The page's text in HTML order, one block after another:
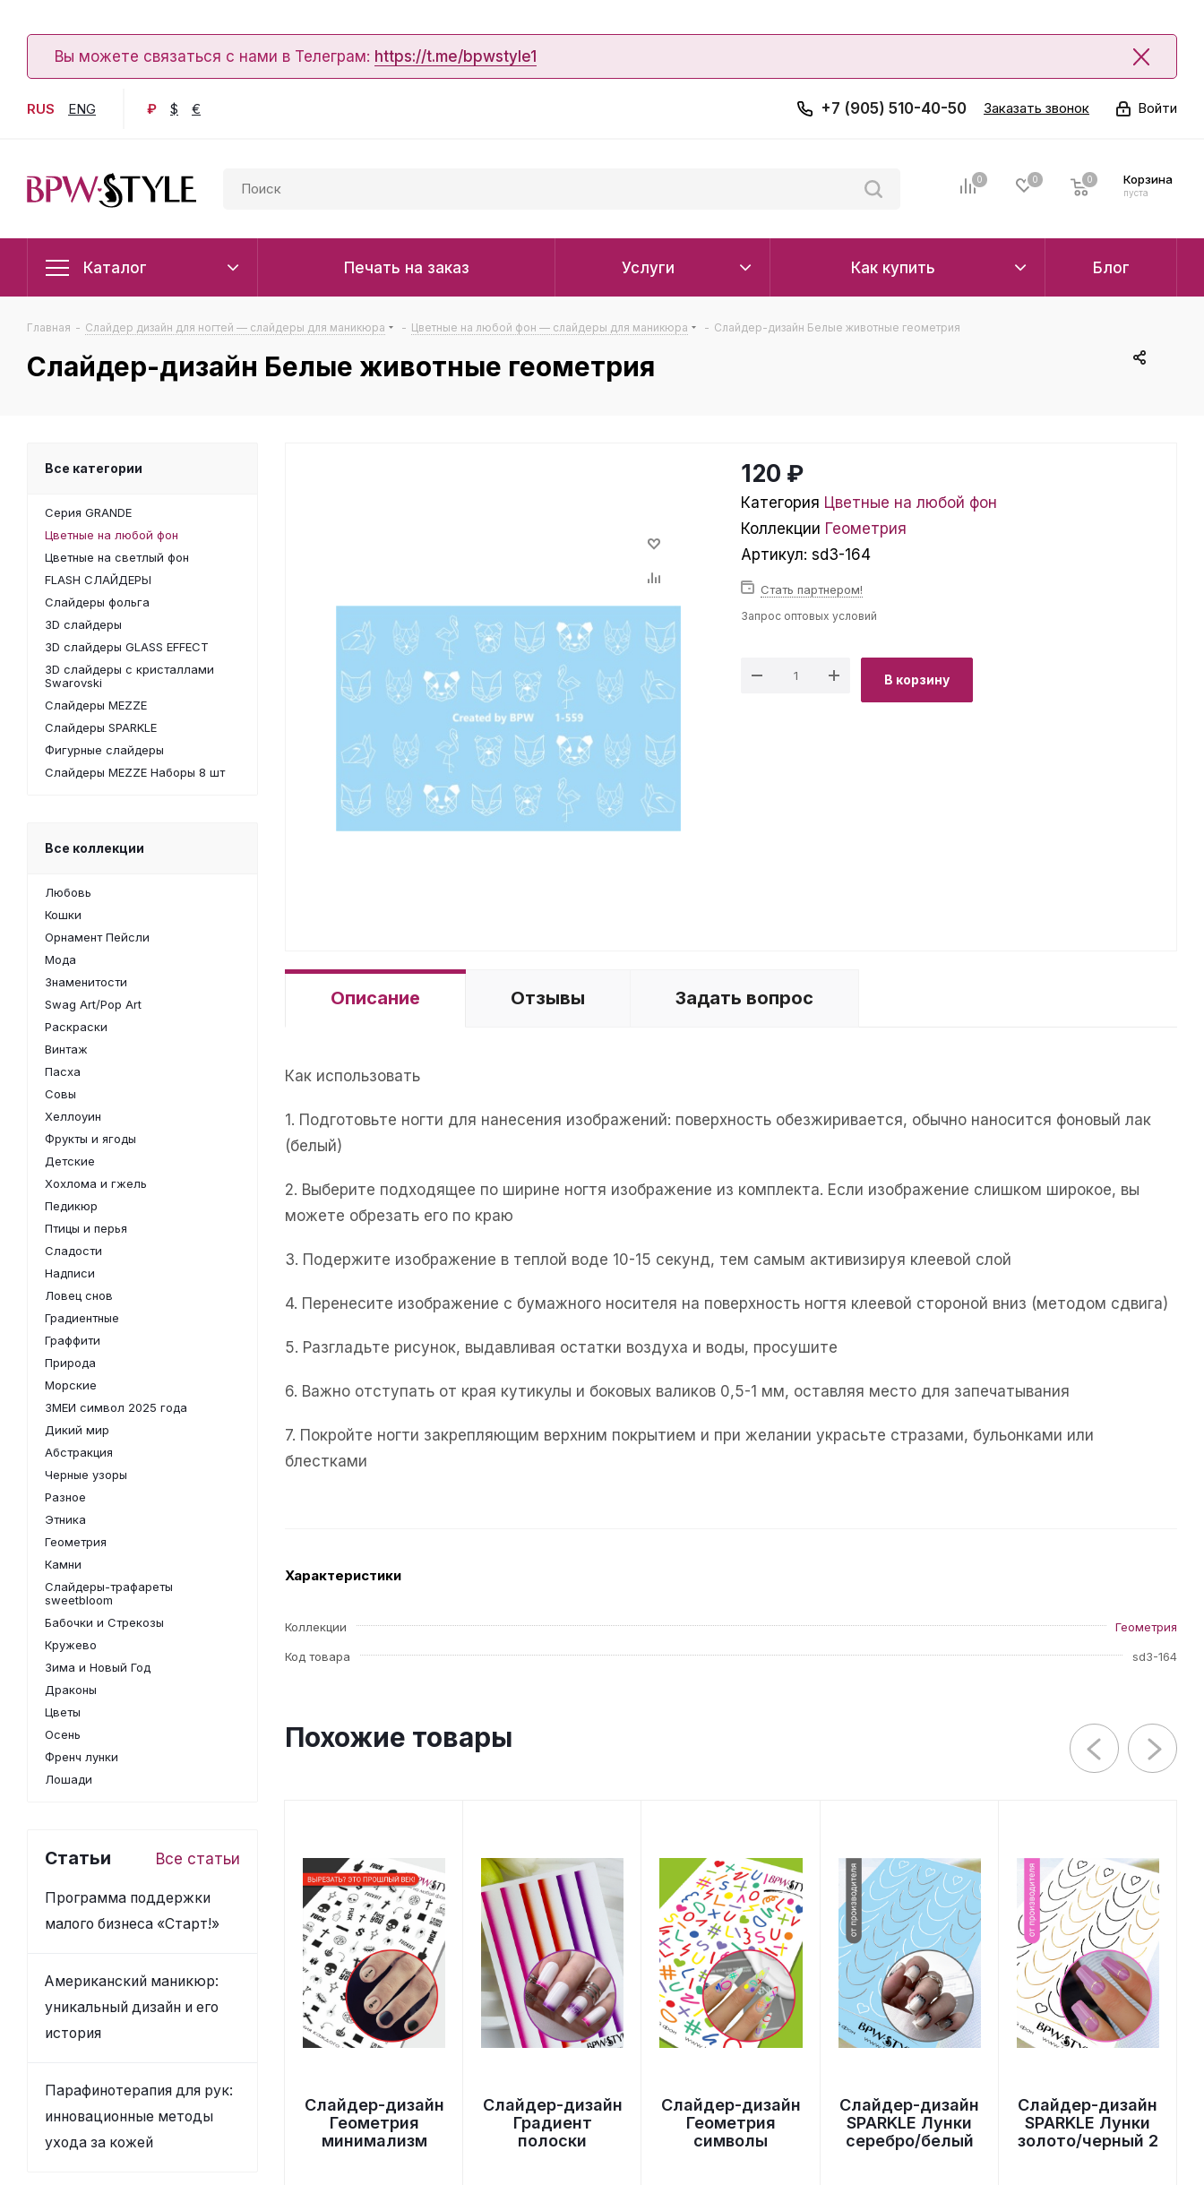
Вы можете связаться с нами в Телеграм: https://t.me/bpwstyle1
RUS ENG ₽ $ € Войти
+7 (905) 510-40-50 Заказать звонок
0 0 Корзина
0
пуста
0
Каталог Печать на заказ Услуги Как купить Блог
Главная - Слайдер дизайн для ногтей — слайдеры для маникюра - Цветные на любой фон — слайдеры для маникюра - Слайдер-дизайн Белые животные геометрия
Слайдер-дизайн Белые животные геометрия
120 ₽
Категория Цветные на любой фон
Коллекции Геометрия
Артикул: sd3-164
Стать партнером!
Запрос оптовых условий
В корзину
Описание Отзывы Задать вопрос
Как использовать
1. Подготовьте ногти для нанесения изображений: поверхность обезжиривается, обычно наносится фоновый лак
(белый)
2. Выберите подходящее по ширине ногтя изображение из комплекта. Если изображение слишком широкое, вы
можете обрезать его по краю
3. Подержите изображение в теплой воде 10-15 секунд, тем самым активизируя клеевой слой
4. Перенесите изображение с бумажного носителя на поверхность ногтя клеевой стороной вниз (методом сдвига)
5. Разгладьте рисунок, выдавливая остатки воздуха и воды, просушите
6. Важно отступать от края кутикулы и боковых валиков 0,5-1 мм, оставляя место для запечатывания
7. Покройте ногти закрепляющим верхним покрытием и при желании украсьте стразами, бульонками или
блестками
Характеристики
Коллекции Геометрия
Код товара sd3-164
Похожие товары
Слайдер-дизайн
Геометрия
минимализм
Слайдер-дизайн
Градиент
полоски
Слайдер-дизайн
Геометрия
символы
Слайдер-дизайн
SPARKLE Лунки
серебро/белый
Слайдер-дизайн
SPARKLE Лунки
золото/черный 2
Все категории
Серия GRANDE
Цветные на любой фон
Цветные на светлый фон
FLASH СЛАЙДЕРЫ
Слайдеры фольга
3D слайдеры
3D слайдеры GLASS EFFECT
3D слайдеры с кристаллами
Swarovski
Слайдеры MEZZE
Слайдеры SPARKLE
Фигурные слайдеры
Слайдеры MEZZE Наборы 8 шт
Все коллекции
Любовь
Кошки
Орнамент Пейсли
Мода
Знаменитости
Swag Art/Pop Art
Раскраски
Винтаж
Пасха
Совы
Хеллоуин
Фрукты и ягоды
Детские
Хохлома и гжель
Педикюр
Птицы и перья
Сладости
Надписи
Ловец снов
Градиентные
Граффити
Природа
Морские
ЗМЕИ символ 2025 года
Дикий мир
Абстракция
Черные узоры
Разное
Этника
Геометрия
Камни
Слайдеры-трафареты
sweetbloom
Бабочки и Стрекозы
Кружево
Зима и Новый Год
Драконы
Цветы
Осень
Френч лунки
Лошади
Статьи Все статьи
Программа поддержки
малого бизнеса «Старт!»
Американский маникюр:
уникальный дизайн и его
история
Парафинотерапия для рук:
инновационные методы
ухода за кожей